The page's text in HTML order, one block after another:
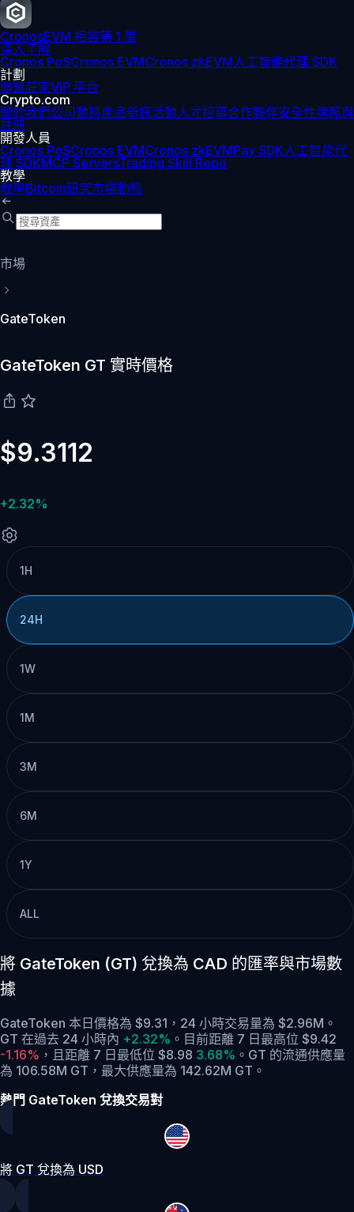
CronosEVM 相容第 1 層
深入了解
Cronos PoSCronos EVMCronos zkEVM人工智能代理 SDK
計劃
聯盟莊家VIP 平台
Crypto.com
關於我們公司動態產品新訊活動人才招募合作夥伴安全性牌照與
註冊
開發人員
Cronos PoSCronos EVMCronos zkEVMPay SDK人工智能代
理 SDKMCP ServersTrading Skill Repo
教學
教學Bitcoin研究市場動態
市場
GateToken
GateToken GT 實時價格
$9.3112
+2.32%
1H
24H
1W
1M
3M
6M
1Y
ALL
將 GateToken (GT) 兌換為 CAD 的匯率與市場數
據
GateToken 本日價格為 $9.31，24 小時交易量為 $2.96M。
GT 在過去 24 小時內 +2.32% 。 目前距離 7 日最高位 $9.42
-1.16% ， 且距離 7 日最低位 $8.98 3.68% 。 GT 的流通供應量
為 106.58M GT，最大供應量為 142.62M GT。
熱門 GateToken 兌換交易對
將 GT 兌換為 USD